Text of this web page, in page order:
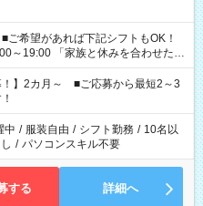
休みを合わせた
備がしたい」 「できれば残業はし
ださいね。 ※Wワーク希望
する勤務時間と、もう1つのお仕事
間を超える場合は応募できません。
！】2カ月～ ■ご応募から最短2～3
中 / 服装自由 / シフト勤務 / 10名以
/ パソコンスキル不要
する 詳細へ